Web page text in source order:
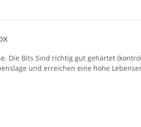
Die Bits Sind richtig gut gehärtet
und erreichen eine hohe